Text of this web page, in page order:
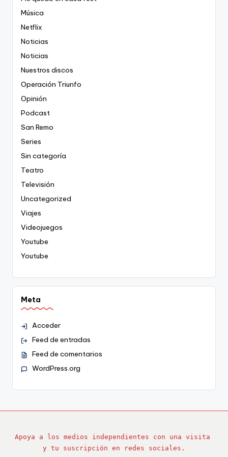
Música
Netflix
Noticias
Noticias
Nuestros discos
Operación Triunfo
Opinión
Podcast
San Remo
Series
Sin categoría
Teatro
Televisión
Uncategorized
Viajes
Videojuegos
Youtube
Youtube
Meta
Acceder
Feed de entradas
Feed de comentarios
WordPress.org
Apoya a los medios independientes con una visita
y tu suscripción en redes sociales.